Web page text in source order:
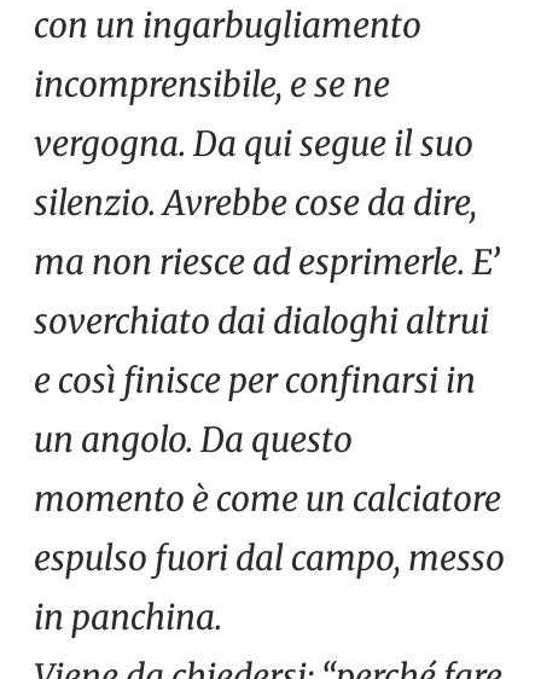
con un ingarbugliamento
incomprensibile, e se ne
vergogna. Da qui segue il suo
silenzio. Avrebbe cose da dire,
ma non riesce ad esprimerle. E’
soverchiato dai dialoghi altrui
e così finisce per confinarsi in
un angolo. Da questo
momento è come un calciatore
espulso fuori dal campo, messo
in panchina.